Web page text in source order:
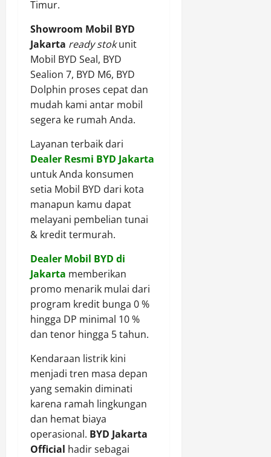
Timur.
Showroom Mobil BYD
Jakarta ready stokunit
Mobil BYD Seal, BYD
Sealion 7, BYD M6, BYD
Dolphin proses cepat dan
mudah kami antar mobil
segera ke rumah Anda.
Layanan terbaik dari
Dealer Resmi BYD Jakarta
untuk Anda konsumen
setia Mobil BYD dari kota
manapun kamu dapat
melayani pembelian tunai
& kredit termurah.
Dealer Mobil BYD di
Jakarta memberikan
promo menarik mulai dari
program kredit bunga 0 %
hingga DP minimal 10 %
dan tenor hingga 5 tahun.
Kendaraan listrik kini
menjadi tren masa depan
yang semakin diminati
karena ramah lingkungan
dan hemat biaya
operasional. BYD Jakarta
Official hadir sebagai